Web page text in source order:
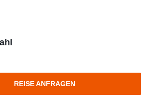
REISE ANFRAGEN